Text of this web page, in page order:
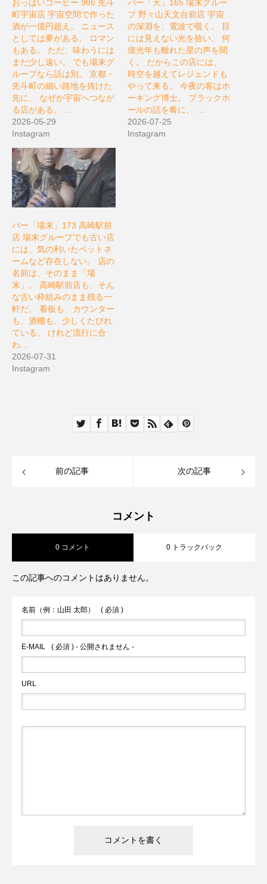
おっぱいコーヒー 986 先斗
町宇宙店 宇宙空間で作った
酒が一億円超え。 ニュース
としては夢がある。 ロマン
もある。 ただ、味わうには
まだ少し遠い。 でも場末グ
ループなら話は別。 京都・
先斗町の細い路地を抜けた
先に、 なぜか宇宙へつなが
る店がある。 …
2026-05-29
Instagram
バー「天」165 場末グルー
プ 野々山天文台前店 宇宙
の深淵を、電波で覗く。 目
には見えない光を拾い、 何
億光年も離れた星の声を聞
く。 だからこの店には、
時空を越えてレジェンドも
やって来る。 今夜の客はホ
ーキング博士。 ブラックホ
ールの話を肴に、 …
2026-07-25
Instagram
バー「場末」173 高崎駅前
店 場末グループでも古い店
には、気の利いたペットネ
ームなど存在しない。 店の
名前は、そのまま「場
末」。 高崎駅前店も、そん
な古い枠組みのまま残る一
軒だ。 看板も、カウンター
も、酒棚も、少しくたびれ
ている。 けれど流行に合
わ…
2026-07-31
Instagram
前の記事 次の記事
コメント
0 コメント 0 トラックバック
この記事へのコメントはありません。
名前（例：山田 太郎） ( 必須 )
E-MAIL ( 必須 ) - 公開されません -
URL